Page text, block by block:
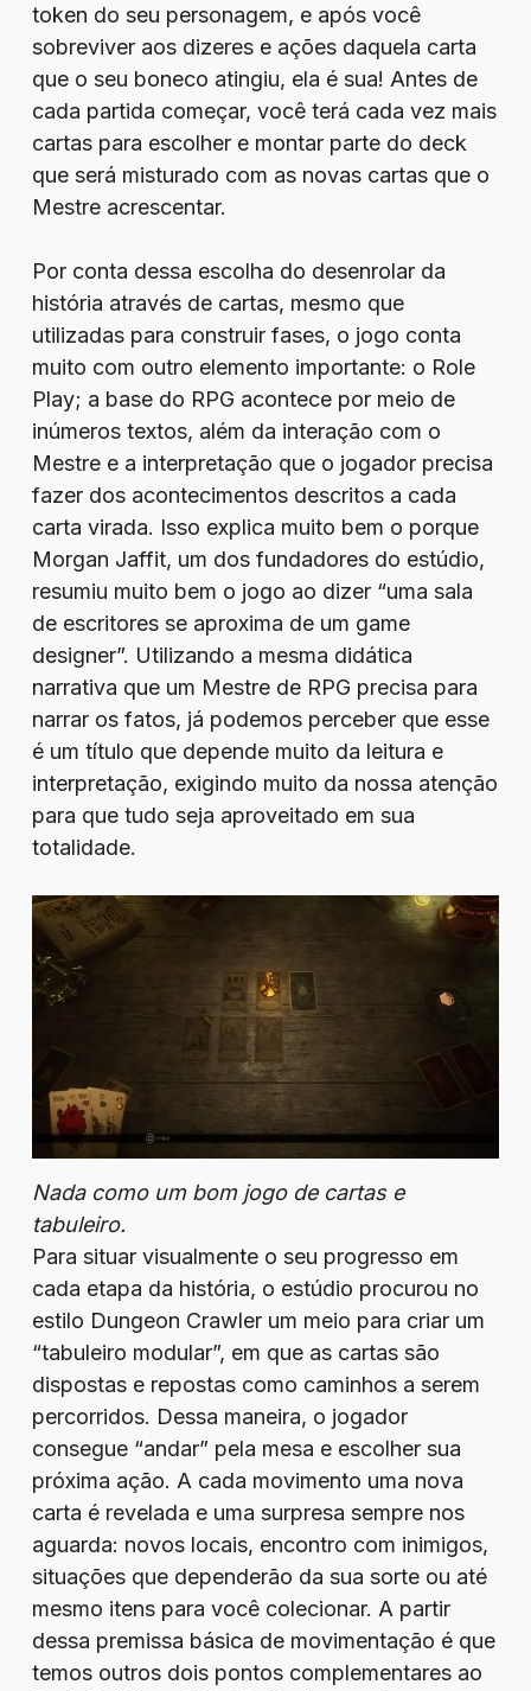
token do seu personagem, e após você
sobreviver aos dizeres e ações daquela carta
que o seu boneco atingiu, ela é sua! Antes de
cada partida começar, você terá cada vez mais
cartas para escolher e montar parte do deck
que será misturado com as novas cartas que o
Mestre acrescentar.
Por conta dessa escolha do desenrolar da
história através de cartas, mesmo que
utilizadas para construir fases, o jogo conta
muito com outro elemento importante: o Role
Play; a base do RPG acontece por meio de
inúmeros textos, além da interação com o
Mestre e a interpretação que o jogador precisa
fazer dos acontecimentos descritos a cada
carta virada. Isso explica muito bem o porque
Morgan Jaffit, um dos fundadores do estúdio,
resumiu muito bem o jogo ao dizer “uma sala
de escritores se aproxima de um game
designer”. Utilizando a mesma didática
narrativa que um Mestre de RPG precisa para
narrar os fatos, já podemos perceber que esse
é um título que depende muito da leitura e
interpretação, exigindo muito da nossa atenção
para que tudo seja aproveitado em sua
totalidade.
Nada como um bom jogo de cartas e
tabuleiro.
Para situar visualmente o seu progresso em
cada etapa da história, o estúdio procurou no
estilo Dungeon Crawler um meio para criar um
“tabuleiro modular”, em que as cartas são
dispostas e repostas como caminhos a serem
percorridos. Dessa maneira, o jogador
consegue “andar” pela mesa e escolher sua
próxima ação. A cada movimento uma nova
carta é revelada e uma surpresa sempre nos
aguarda: novos locais, encontro com inimigos,
situações que dependerão da sua sorte ou até
mesmo itens para você colecionar. A partir
dessa premissa básica de movimentação é que
temos outros dois pontos complementares ao